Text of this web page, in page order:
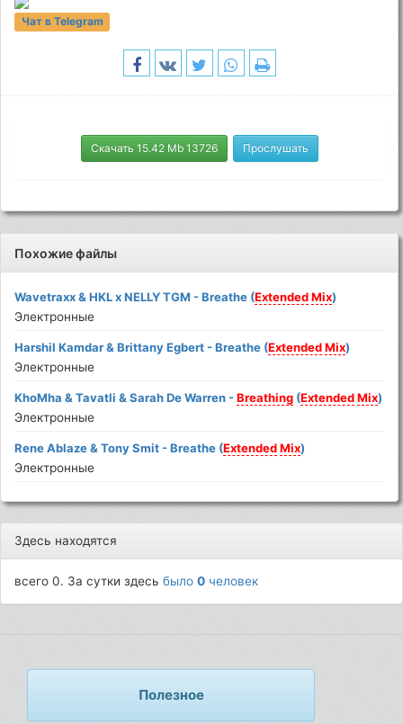
Чат в Telegram
Скачать 15.42 Mb 13726 Прослушать
Похожие файлы
Wavetraxx & HKL x NELLY TGM - Breathe (Extended Mix)
Электронные
Harshil Kamdar & Brittany Egbert - Breathe (Extended Mix)
Электронные
KhoMha & Tavatli & Sarah De Warren -Breathing (Extended Mix)
Электронные
Rene Ablaze & Tony Smit - Breathe (Extended Mix)
Электронные
Здесь находятся
всего 0. За сутки здесьбыло0 человек
Полезное